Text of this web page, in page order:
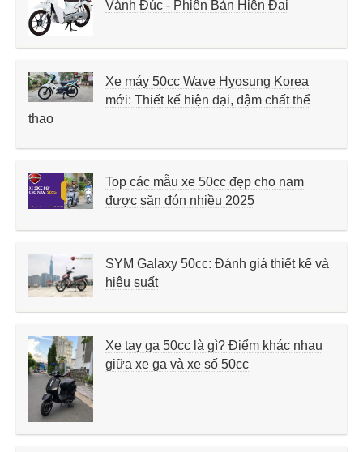
Vành Đúc - Phiên Bản Hiện Đại
Xe máy 50cc Wave Hyosung Korea
mới: Thiết kế hiện đại, đậm chất thể
thao
Top các mẫu xe 50cc đẹp cho nam
được săn đón nhiều 2025
SYM Galaxy 50cc: Đánh giá thiết kế và
hiệu suất
Xe tay ga 50cc là gì? Điểm khác nhau
giữa xe ga và xe số 50cc